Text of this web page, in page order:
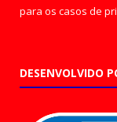
para os casos de
DESENVOLVIDO